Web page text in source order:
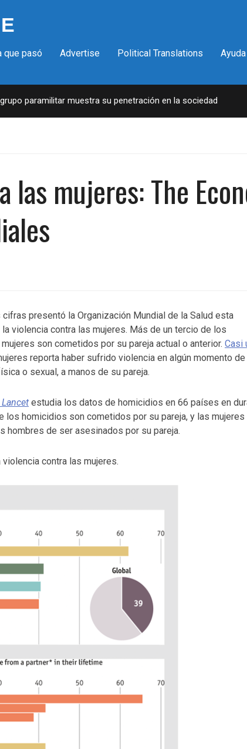
que pasó Advertise Political Translations Ayuda
paramilitar muestra su penetración en la sociedad 4
las mujeres: The
presentó la Organización Mundial de la Salud esta
violencia contra las mujeres. Más de un tercio de los
son cometidos por su pareja actual o anterior. Casi
reporta haber sufrido violencia en algún momento
o sexual, a manos de su pareja.
Lancet estudia los datos de homicidios en 66 países en
los homicidios son cometidos por su pareja, y las mujeres
de ser asesinados por su pareja.
contra las mujeres.